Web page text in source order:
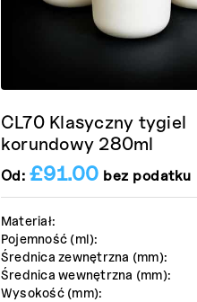
Materiał:
Pojemność (ml):
Średnica zewnętrzna (mm):
Średnica wewnętrzna (mm):
Wysokość (mm):
CL70 Klasyczny tygiel
korundowy 280ml
Od: £91.00 bez podatku